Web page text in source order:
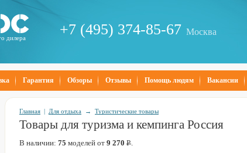
дилера
+7 (495) 374-85-67 Москва
Гарантия Обзоры Отзывы Помощь людям Вакансии
Главная | Для отдыха → Туристические товары
Товары для туризма и кемпинга Россия
В наличии: 75 моделей от 9 270 Р.